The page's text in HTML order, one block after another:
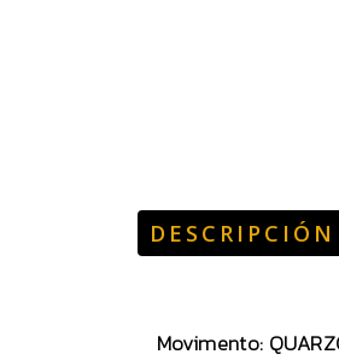
DESCRIPCIÓN
Movimento: